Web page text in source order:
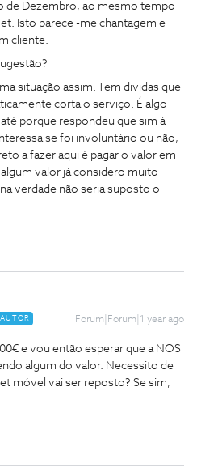
de Dezembro, ao mesmo tempo
Isto parece -me chantagem e
cliente.
situação assim. Tem dividas que
corta o serviço. É algo
porque respondeu que sim á
se foi involuntário ou não,
a fazer aqui é pagar o valor em
valor já considero muito
verdade não seria suposto o
AUTOR Forum|Forum|1 year ago
e vou então esperar que a NOS
algum do valor. Necessito de
móvel vai ser reposto? Se sim,